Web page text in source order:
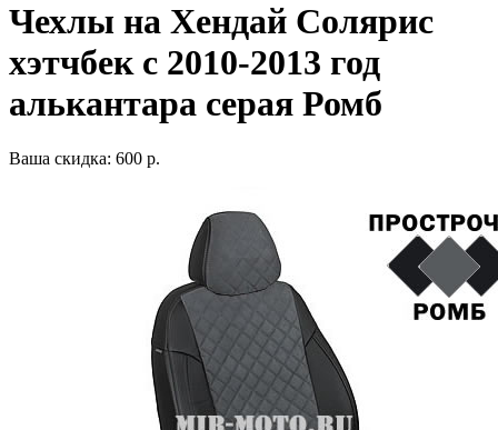
Чехлы на Хендай Солярис
хэтчбек с 2010-2013 год
алькантара серая Ромб
Ваша скидка: 600 р.